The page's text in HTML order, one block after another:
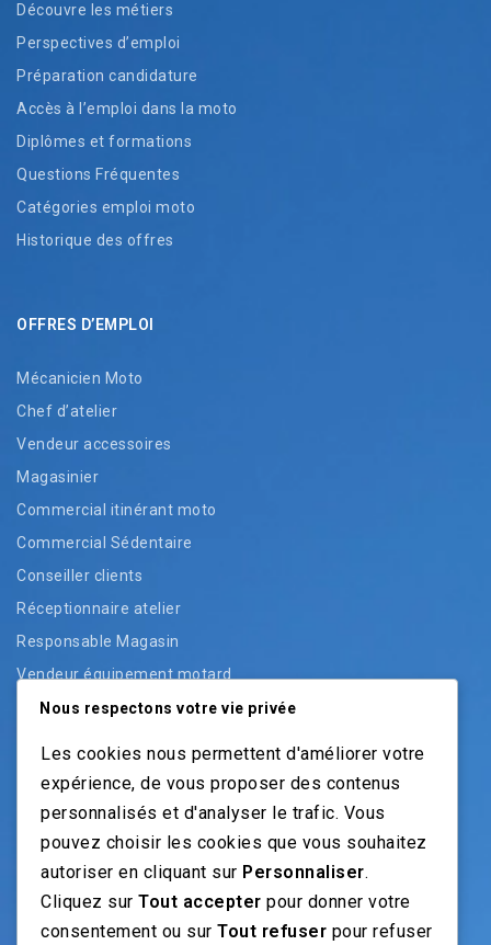
Découvre les métiers
Perspectives d’emploi
Préparation candidature
Accès à l’emploi dans la moto
Diplômes et formations
Questions Fréquentes
Catégories emploi moto
Historique des offres
OFFRES D’EMPLOI
Mécanicien Moto
Chef d’atelier
Vendeur accessoires
Magasinier
Commercial itinérant moto
Commercial Sédentaire
Conseiller clients
Réceptionnaire atelier
Responsable Magasin
Vendeur équipement motard
Vendeur pièces
Vendeur véhicules occasion
NOS GUIDES
Recrutement moto: Le guide pour recruteurs
Nous respectons votre vie privée
Les cookies nous permettent d'améliorer votre
expérience, de vous proposer des contenus
personnalisés et d'analyser le trafic. Vous
pouvez choisir les cookies que vous souhaitez
autoriser en cliquant sur Personnaliser.
Cliquez sur Tout accepter pour donner votre
consentement ou sur Tout refuser pour refuser